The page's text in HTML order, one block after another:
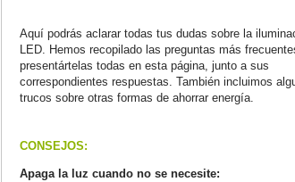
Aquí podrás aclarar todas tus dudas sobre la
LED. Hemos recopilado las preguntas más
presentártelas todas en esta página, junto a sus
correspondientes respuestas. También incluimos
trucos sobre otras formas de ahorrar energía.
CONSEJOS:
Apaga la luz cuando no se necesite: